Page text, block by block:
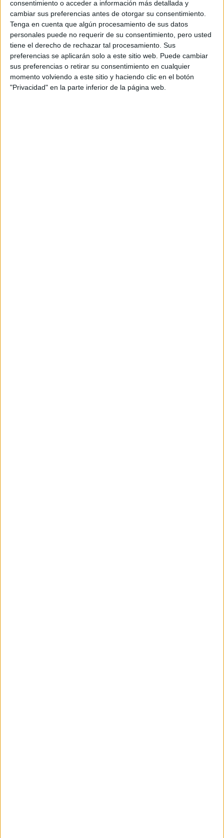
consentimiento o acceder a información más detallada y
cambiar sus preferencias antes de otorgar su consentimiento.
Tenga en cuenta que algún procesamiento de sus datos
personales puede no requerir de su consentimiento, pero usted
tiene el derecho de rechazar tal procesamiento. Sus
preferencias se aplicarán solo a este sitio web. Puede cambiar
sus preferencias o retirar su consentimiento en cualquier
momento volviendo a este sitio y haciendo clic en el botón
"Privacidad" en la parte inferior de la página web.
S-CER
CERA
CERT
Internacionales
Campeonatos Autonómicos
Históricos
Dakar
RallyCross